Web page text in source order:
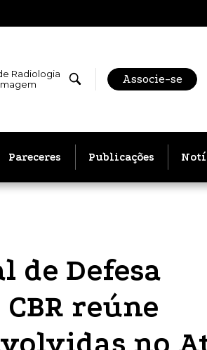
Radiologia
Associe-se
Pareceres Publicações
de Defesa
reúne
no